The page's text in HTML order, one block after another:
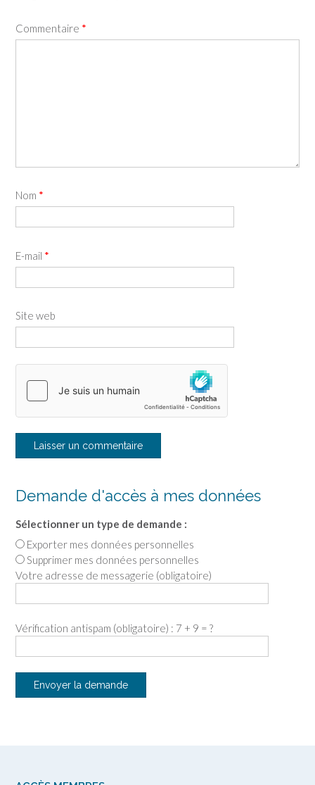
Commentaire *
Nom *
E-mail *
Site web
Demande d'accès à mes données
Sélectionner un type de demande :
Exporter mes données personnelles
Supprimer mes données personnelles
Votre adresse de messagerie (obligatoire)
Vérification antispam (obligatoire) : 7 + 9 = ?